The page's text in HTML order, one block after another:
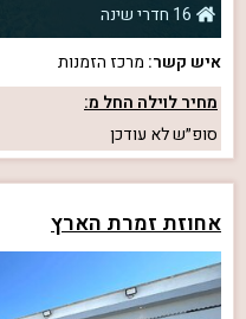
16 חדרי שינה
איש קשר: מרכז הזמנות
מחיר לוילה החל מ:
סופ״שלא עודכן
אחוזת זמרת הארץ